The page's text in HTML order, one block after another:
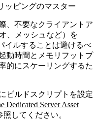
ッピングのマスター
、不要なクライアントア
、メッシュなど）を
イルすることは避けるべ
動時間とメモリフットプ
的にスケーリングするた
ビルドスクリプトを設定
Dedicated Server Asset
してください。